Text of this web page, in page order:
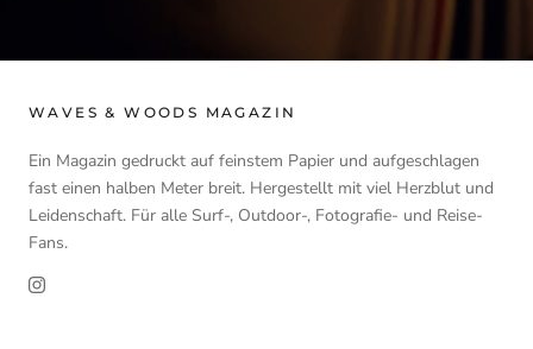
WAVES & WOODS MAGAZIN
Ein Magazin gedruckt auf feinstem Papier und aufgeschlagen
fast einen halben Meter breit. Hergestellt mit viel Herzblut und
Leidenschaft. Für alle Surf-, Outdoor-, Fotografie- und Reise-
Fans.